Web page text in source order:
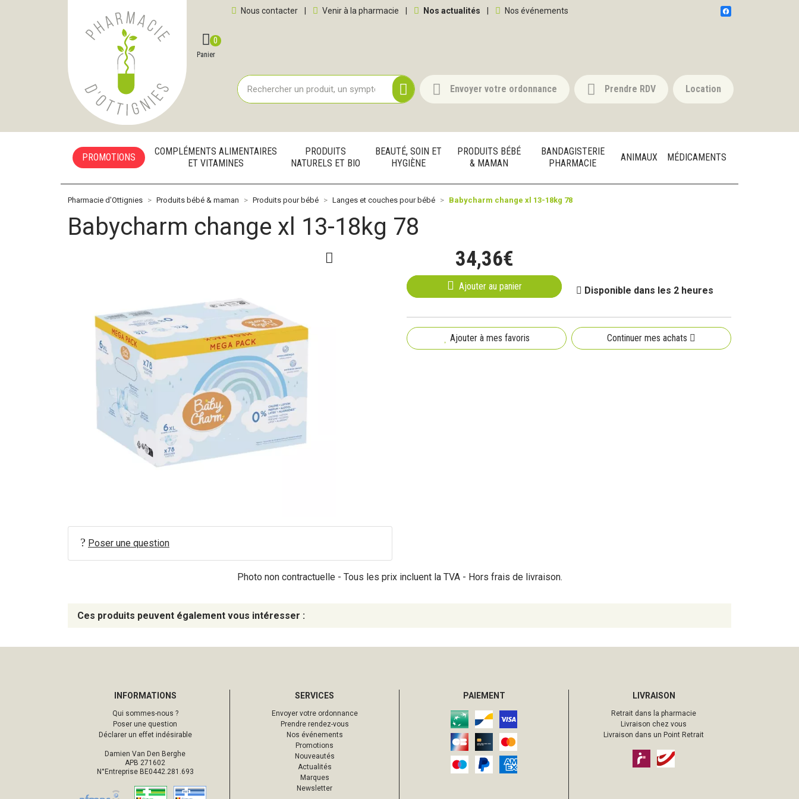
Pharmacie d'Ottignies Votre pharmacie en ligne à votre service
Nous contacter Venir à la pharmacie Nos actualités Nos événements
Favoris Panier
0
Envoyer votre ordonnance Prendre RDV Location
PROMOTIONS
COMPLÉMENTS ALIMENTAIRES
ET VITAMINES
PRODUITS
NATURELS ET BIO
BEAUTÉ, SOIN ET
HYGIÈNE
PRODUITS BÉBÉ
& MAMAN
BANDAGISTERIE
PHARMACIE
ANIMAUX MÉDICAMENTS
Pharmacie d'Ottignies Produits bébé & maman Produits pour bébé Langes et couches pour bébé Babycharm change xl 13-18kg 78
Babycharm change xl 13-18kg 78
34,36€
Ajouter au panier Disponible dans les 2 heures
Ajouter à mes favoris Continuer mes achats
Poser une question
Photo non contractuelle - Tous les prix incluent la TVA - Hors frais de livraison.
Ces produits peuvent également vous intéresser :
INFORMATIONS
Qui sommes-nous ?
Poser une question
Déclarer un effet indésirable
Damien Van Den Berghe
APB 271602
N°Entreprise BE0442.281.693
SERVICES
Envoyer votre ordonnance
Prendre rendez-vous
Nos événements
Promotions
Nouveautés
Actualités
Marques
Newsletter
PAIEMENT LIVRAISON
Retrait dans la pharmacie
Livraison chez vous
Livraison dans un Point Retrait